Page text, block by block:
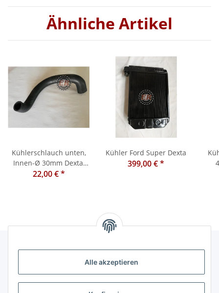
Alle akzeptieren
Ähnliche Artikel
Kühlerschlauch unten,
Innen-Ø 30mm Dexta,
Super Dexta
22,00 €*
Kühler Ford Super Dexta
399,00 €*